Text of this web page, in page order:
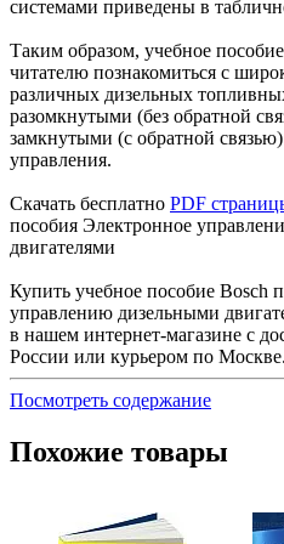
системами приведены в
Таким образом, учебное
читателю познакомиться с
различных дизельных
разомкнутыми (без обратной
замкнутыми (с обратной
управления.
Скачать бесплатно PDF
пособия Электронное
двигателями
Купить учебное пособие Bosch
управлению дизельными
в нашем интернет-магазине с
России или курьером по Москве.
Посмотреть содержание
Похожие товары